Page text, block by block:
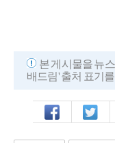
본 게시물을 뉴
배드림' 출처 표기
페북 트윗